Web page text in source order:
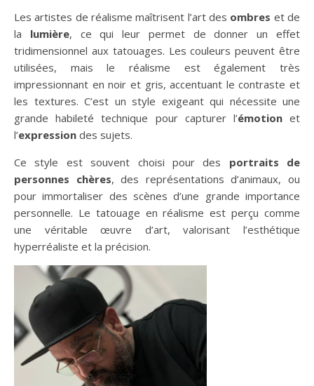
Les artistes de réalisme maîtrisent l’art des ombres et de
la lumière, ce qui leur permet de donner un effet
tridimensionnel aux tatouages. Les couleurs peuvent être
utilisées, mais le réalisme est également très
impressionnant en noir et gris, accentuant le contraste et
les textures. C’est un style exigeant qui nécessite une
grande habileté technique pour capturer l’émotionet
l’expression des sujets.
Ce style est souvent choisi pour des portraits de
personnes chères, des représentations d’animaux, ou
pour immortaliser des scènes d’une grande importance
personnelle. Le tatouage en réalisme est perçu comme
une véritable œuvre d’art, valorisant l’esthétique
hyperréaliste et la précision.